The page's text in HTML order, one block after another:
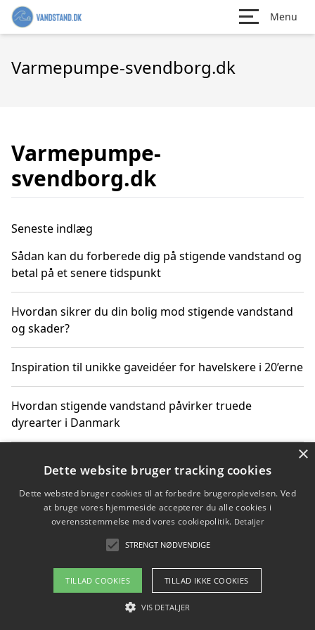
Menu
Varmepumpe-svendborg.dk
Varmepumpe-
svendborg.dk
Seneste indlæg
Sådan kan du forberede dig på stigende vandstand og
betal på et senere tidspunkt
Hvordan sikrer du din bolig mod stigende vandstand
og skader?
Inspiration til unikke gaveidéer for havelskere i 20’erne
Hvordan stigende vandstand påvirker truede
dyrearter i Danmark
vandreture i Danmark
Copyright 2026 - Pilanto Aps
×
Dette website bruger tracking cookies
Dette websted bruger cookies til at forbedre brugeroplevelsen. Ved
at bruge vores hjemmeside accepterer du alle cookies i
overensstemmelse med vores cookiepolitik. Detaljer
STRENGT NØDVENDIGE
TILLAD COOKIES TILLAD IKKE COOKIES
VIS DETALJER